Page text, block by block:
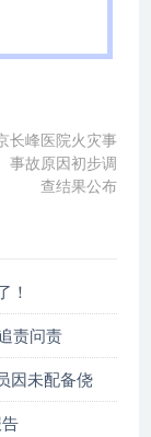
长峰医院火灾事
事故原因初步调
查结果公布
！
责问责
因未配备侥